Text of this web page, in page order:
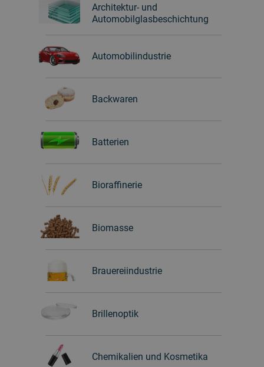
Architektur- und
Automobilglasbeschichtung
Automobilindustrie
Backwaren
Batterien
Bioraffinerie
Biomasse
Brauereiindustrie
Brillenoptik
Chemikalien und Kosmetika